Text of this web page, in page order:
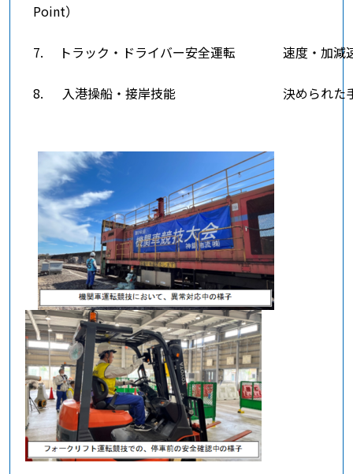
Point）
7. トラック・ドライバー安全運転 速度・加減
8. 入港操船・接岸技能 決められた